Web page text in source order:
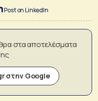
Post on LinkedIn
στα αποτελέσματα
στην Google